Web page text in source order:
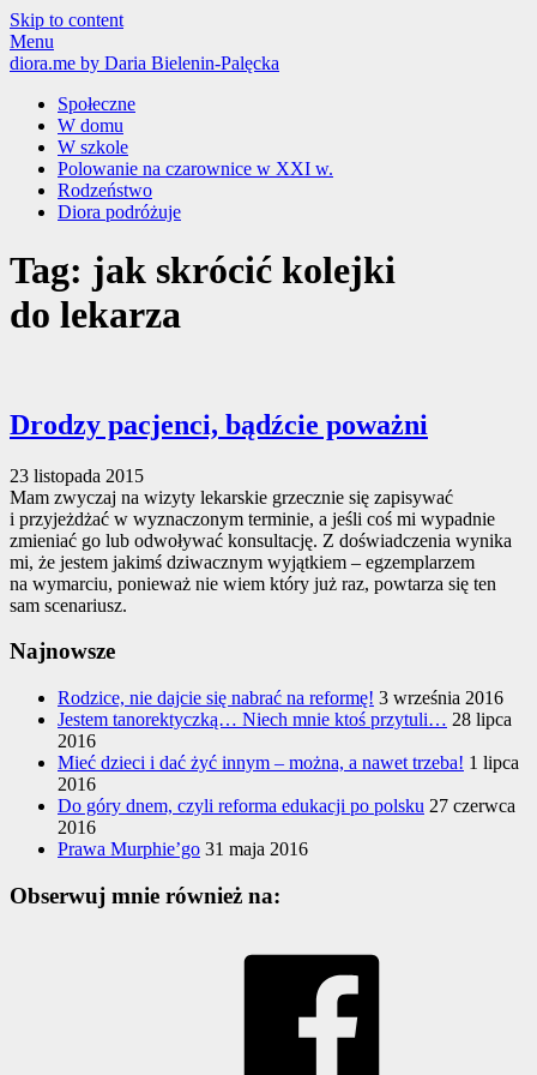
Skip to content
Menu
diora.me by Daria Bielenin-Palęcka
Społeczne
W domu
W szkole
Polowanie na czarownice w XXI w.
Rodzeństwo
Diora podróżuje
Tag: jak skrócić kolejki
do lekarza
Drodzy pacjenci, bądźcie poważni
23 listopada 2015
Mam zwyczaj na wizyty lekarskie grzecznie się zapisywać
i przyjeżdżać w wyznaczonym terminie, a jeśli coś mi wypadnie
zmieniać go lub odwoływać konsultację. Z doświadczenia wynika
mi, że jestem jakimś dziwacznym wyjątkiem – egzemplarzem
na wymarciu, ponieważ nie wiem który już raz, powtarza się ten
sam scenariusz.
Najnowsze
Rodzice, nie dajcie się nabrać na reformę! 3 września 2016
Jestem tanorektyczką… Niech mnie ktoś przytuli… 28 lipca
2016
Mieć dzieci i dać żyć innym – można, a nawet trzeba! 1 lipca
2016
Do góry dnem, czyli reforma edukacji po polsku 27 czerwca
2016
Prawa Murphie’go 31 maja 2016
Obserwuj mnie również na: